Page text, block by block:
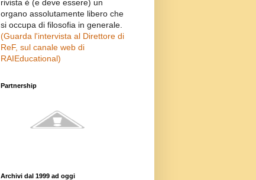
rivista è (e deve essere) un
organo assolutamente libero che
si occupa di filosofia in generale.
(Guarda l'intervista al Direttore di
ReF, sul canale web di
RAIEducational)
Partnership
Archivi dal 1999 ad oggi